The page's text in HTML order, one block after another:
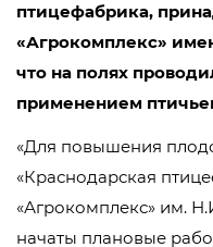
птицефабрика,
«Агрокомплекс»
что на полях
применением
«Для повышения
«Краснодарская
«Агрокомплекс» им.
начаты плановые